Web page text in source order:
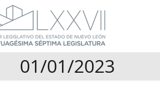
01/01/2023